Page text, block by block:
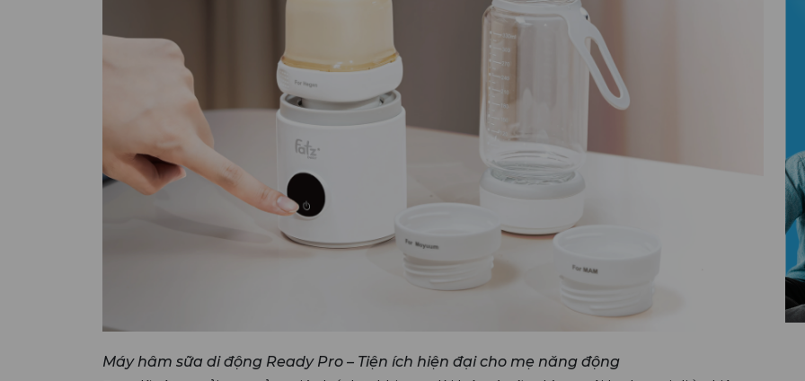
Máy hâm sữa di động Ready Pro – Tiện ích hiện đại cho mẹ năng động